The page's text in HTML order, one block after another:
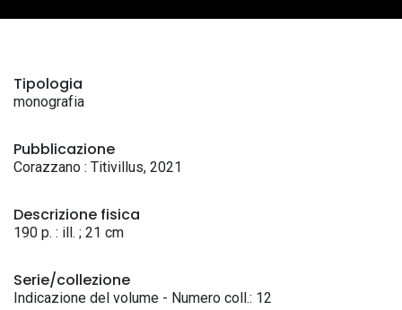
Tipologia
monografia
Pubblicazione
Corazzano : Titivillus, 2021
Descrizione fisica
190 p. : ill. ; 21 cm
Serie/collezione
Indicazione del volume - Numero coll.: 12